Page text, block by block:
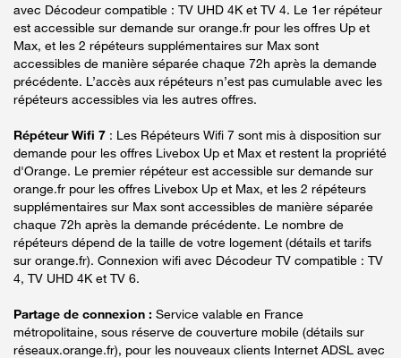
avec Décodeur compatible : TV UHD 4K et TV 4. Le 1er répéteur
est accessible sur demande sur orange.fr pour les offres Up et
Max, et les 2 répéteurs supplémentaires sur Max sont
accessibles de manière séparée chaque 72h après la demande
précédente. L’accès aux répéteurs n’est pas cumulable avec les
répéteurs accessibles via les autres offres.
Répéteur Wifi 7 : Les Répéteurs Wifi 7 sont mis à disposition sur
demande pour les offres Livebox Up et Max et restent la propriété
d'Orange. Le premier répéteur est accessible sur demande sur
orange.fr pour les offres Livebox Up et Max, et les 2 répéteurs
supplémentaires sur Max sont accessibles de manière séparée
chaque 72h après la demande précédente. Le nombre de
répéteurs dépend de la taille de votre logement (détails et tarifs
sur orange.fr). Connexion wifi avec Décodeur TV compatible : TV
4, TV UHD 4K et TV 6.
Partage de connexion : Service valable en France
métropolitaine, sous réserve de couverture mobile (détails sur
réseaux.orange.fr), pour les nouveaux clients Internet ADSL avec